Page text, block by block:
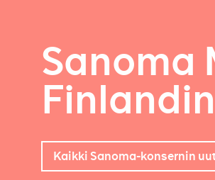
Sanoma
Kaikki Sanoma-konsernin